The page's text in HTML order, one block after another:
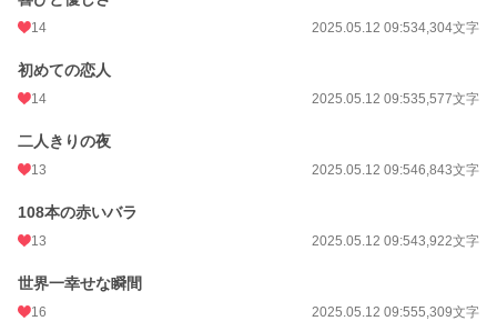
14 2025.05.12 09:534,304文字
初めての恋人
14 2025.05.12 09:535,577文字
二人きりの夜
13 2025.05.12 09:546,843文字
108本の赤いバラ
13 2025.05.12 09:543,922文字
世界一幸せな瞬間
16 2025.05.12 09:555,309文字